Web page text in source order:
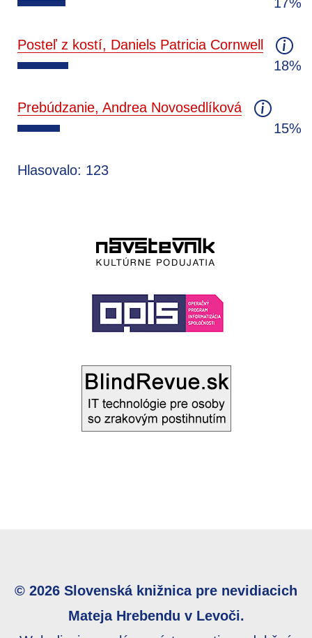
Posteľ z kostí, Daniels Patricia Cornwell
18%
Prebúdzanie, Andrea Novosedlíková
15%
Hlasovalo: 123
© 2026 Slovenská knižnica pre nevidiacich
Mateja Hrebendu v Levoči.